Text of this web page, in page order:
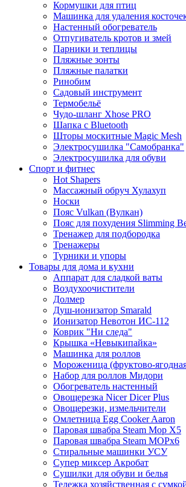
Кормушки для птиц
Машинка для удаления
Настенный обогреватель
Отпугиватель кротов и змей
Парники и теплицы
Пляжные зонты
Пляжные палатки
Ринобим
Садовый инструмент
Термобельё
Чудо-шланг Xhose PRO
Шапка с Bluetooth
Шторы москитные Magic Mesh
Электросушилка "Самобранка"
Электросушилка для обуви
Спорт и фитнес
Hot Shapers
Массажный обруч Хулахуп
Носки
Пояс Vulkan (Вулкан)
Пояс для похудения Slimming
Тренажер для подбородка
Тренажеры
Турники и упоры
Товары для дома и кухни
Аппарат для сладкой ваты
Воздухоочистители
Долмер
Душ-ионизатор Smarald
Ионизатор Невотон ИС-112
Коврик "Ни следа"
Крышка «Невыкипайка»
Машинка для роллов
Мороженица (фруктово-
Набор для роллов Мидори
Обогреватель настенный
Овощерезка Nicer Dicer Plus
Овощерезки, измельчители
Омлетница Egg Сooker Aaron
Паровая швабра Steam Mop X5
Паровая швабра Steam MOPх6
Стиральные машинки УСУ
Супер миксер Акробат
Сушилки для обуви и белья
Тележка хозяйственная с